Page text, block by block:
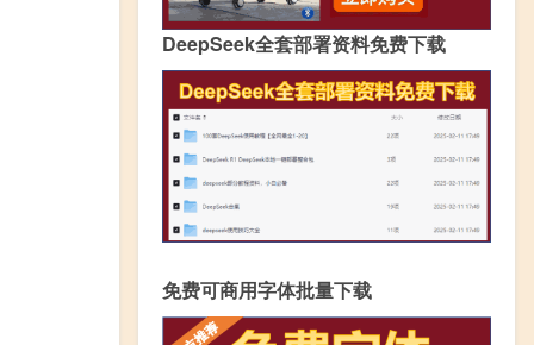
DeepSeek全套部署资料免费下载
免费可商用字体批量下载